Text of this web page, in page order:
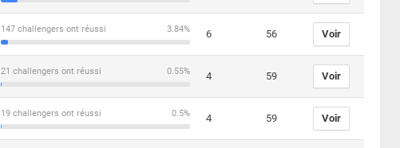
3.84%
147 challengers ont réussi 6 56 Voir
0.55%
21 challengers ont réussi 4 59 Voir
0.5%
19 challengers ont réussi 4 59 Voir